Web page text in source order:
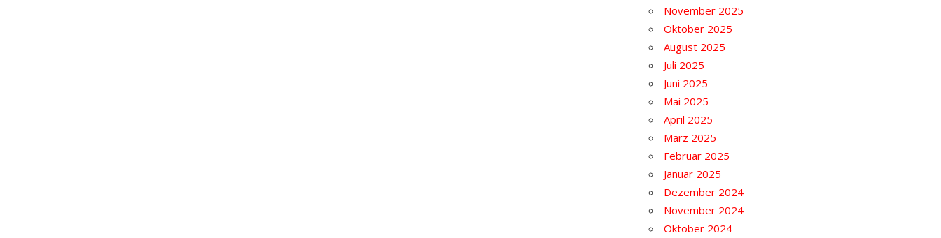
November 2025
Oktober 2025
August 2025
Juli 2025
Juni 2025
Mai 2025
April 2025
März 2025
Februar 2025
Januar 2025
Dezember 2024
November 2024
Oktober 2024